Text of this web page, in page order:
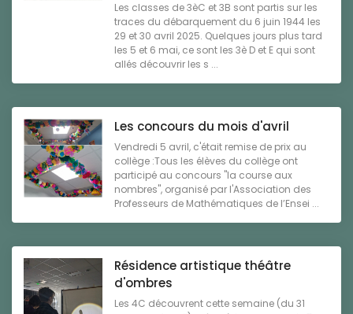
Les classes de 3èC et 3B sont partis sur les
traces du débarquement du 6 juin 1944 les
29 et 30 avril 2025. Quelques jours plus tard
les 5 et 6 mai, ce sont les 3è D et E qui sont
allés découvrir les s ...
Les concours du mois d'avril
Vendredi 5 avril, c'était remise de prix au
collège :Tous les élèves du collège ont
participé au concours "la course aux
nombres", organisé par l'Association des
Professeurs de Mathématiques de l’Ensei ...
Résidence artistique théâtre
d'ombres
Les 4C découvrent cette semaine (du 31